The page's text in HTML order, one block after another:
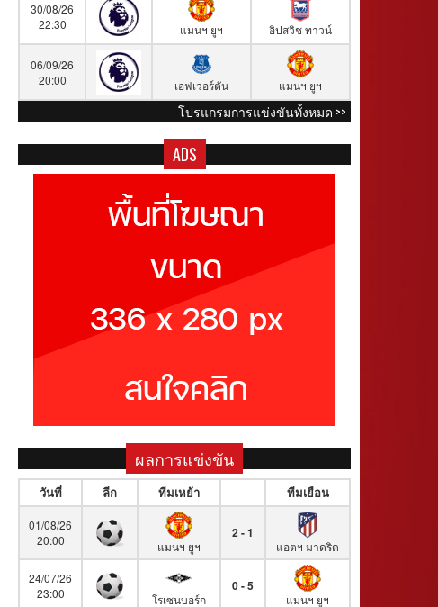
30/08/26
22:30
แมนฯ ยูฯ อิปสวิช ทาวน์
06/09/26
20:00
เอฟเวอร์ตัน แมนฯ ยูฯ
โปรแกรมการแข่งขันทั้งหมด >>
ADS
ผลการแข่งขัน
วันที่ ลีก ทีมเหย้า ทีมเยือน
01/08/26
20:00
แมนฯ ยูฯ
2 - 1
แอตฯ มาดริด
24/07/26
23:00
โรเซนบอร์ก
0 - 5
แมนฯ ยูฯ